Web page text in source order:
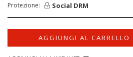
Protezione: Social DRM
AGGIUNGI AL CARRELLO